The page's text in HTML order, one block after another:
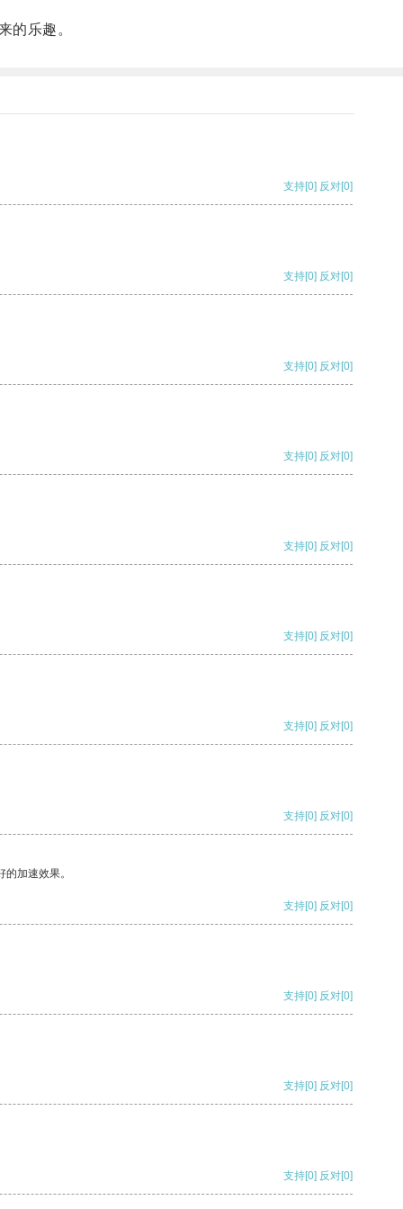
的乐趣。
支持[0] 反对[0]
支持[0] 反对[0]
支持[0] 反对[0]
支持[0] 反对[0]
支持[0] 反对[0]
支持[0] 反对[0]
支持[0] 反对[0]
支持[0] 反对[0]
加速效果。
支持[0] 反对[0]
支持[0] 反对[0]
支持[0] 反对[0]
支持[0] 反对[0]